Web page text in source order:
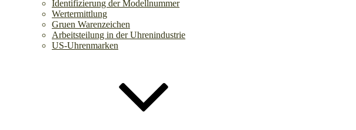
Identifizierung der Modellnummer
Wertermittlung
Gruen Warenzeichen
Arbeitsteilung in der Uhrenindustrie
US-Uhrenmarken